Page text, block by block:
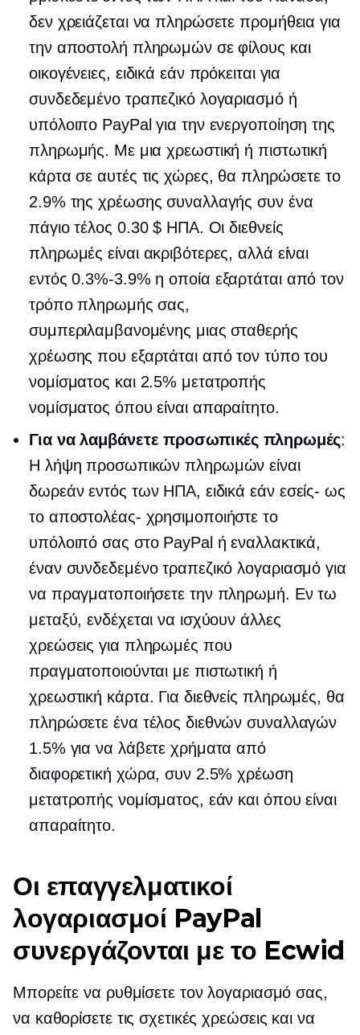
δεν χρειάζεται να πληρώσετε προμήθεια για
την αποστολή πληρωμών σε φίλους και
οικογένειες, ειδικά εάν πρόκειται για
συνδεδεμένο τραπεζικό λογαριασμό ή
υπόλοιπο PayPal για την ενεργοποίηση της
πληρωμής. Με μια χρεωστική ή πιστωτική
κάρτα σε αυτές τις χώρες, θα πληρώσετε το
2.9% της χρέωσης συναλλαγής συν ένα
πάγιο τέλος 0.30 $ ΗΠΑ. Οι διεθνείς
πληρωμές είναι ακριβότερες, αλλά είναι
εντός0.3%-3.9% η οποία εξαρτάται από τον
τρόπο πληρωμής σας,
συμπεριλαμβανομένης μιας σταθερής
χρέωσης που εξαρτάται από τον τύπο του
νομίσματος και 2.5% μετατροπής
νομίσματος όπου είναι απαραίτητο.
Για να λαμβάνετε προσωπικές πληρωμές:
Η λήψη προσωπικών πληρωμών είναι
δωρεάν εντός των ΗΠΑ, ειδικά εάν εσείς- ως
το αποστολέας- χρησιμοποιήστε το
υπόλοιπό σας στο PayPal ή εναλλακτικά,
έναν συνδεδεμένο τραπεζικό λογαριασμό για
να πραγματοποιήσετε την πληρωμή. Εν τω
μεταξύ, ενδέχεται να ισχύουν άλλες
χρεώσεις για πληρωμές που
πραγματοποιούνται με πιστωτική ή
χρεωστική κάρτα. Για διεθνείς πληρωμές, θα
πληρώσετε ένα τέλος διεθνών συναλλαγών
1.5% για να λάβετε χρήματα από
διαφορετική χώρα, συν 2.5% χρέωση
μετατροπής νομίσματος, εάν και όπου είναι
απαραίτητο.
Οι επαγγελματικοί
λογαριασμοί PayPal
συνεργάζονται με το Ecwid
Μπορείτε να ρυθμίσετε τον λογαριασμό σας,
να καθορίσετε τις σχετικές χρεώσεις και να